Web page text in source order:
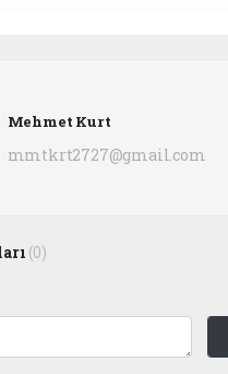
Mehmet Kurt
mmtkrt2727@gmail.com
(0)